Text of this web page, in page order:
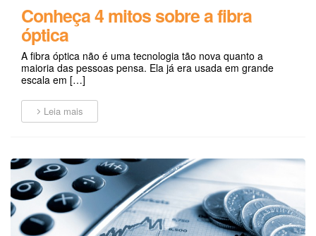
Conheça 4 mitos sobre a fibra
óptica
A fibra óptica não é uma tecnologia tão nova quanto a
maioria das pessoas pensa. Ela já era usada em grande
escala em […]
Leia mais